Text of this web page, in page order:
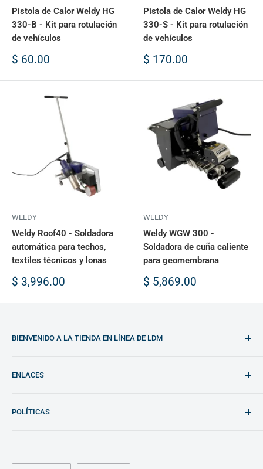
Pistola de Calor Weldy HG
330-B - Kit para rotulación
de vehículos
Precio
venta
$ 60.00
Pistola de Calor Weldy HG
330-S - Kit para rotulación
de vehículos
Precio
venta
$ 170.00
WELDY
Weldy Roof40 - Soldadora
automática para techos,
textiles técnicos y lonas
Precio
venta
$ 3,996.00
WELDY
Weldy WGW 300 -
Soldadora de cuña caliente
para geomembrana
Precio
venta
$ 5,869.00
BIENVENIDO A LA TIENDA EN LÍNEA DE LDM
equipos de soldadura de plástico y materiales plásticos.
ENLACES
Sitio web de LDM (español)
POLÍTICAS